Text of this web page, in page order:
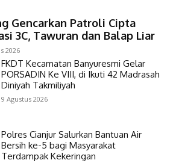
Gencarkan Patroli Cipta
3C, Tawuran dan Balap Liar
2026
FKDT Kecamatan Banyuresmi Gelar
PORSADIN Ke VIII, di Ikuti 42 Madrasah
Diniyah Takmiliyah
9 Agustus 2026
Polres Cianjur Salurkan Bantuan Air
Bersih ke-5 bagi Masyarakat
Terdampak Kekeringan